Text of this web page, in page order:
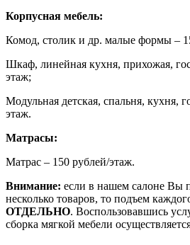
Корпусная мебель:
Комод, столик и др. малые формы –
Шкаф, линейная кухня, прихожая,
этаж;
Модульная детская, спальня, кухня,
этаж.
Матрасы:
Матрас – 150 рублей/этаж.
Внимание: если в нашем салоне Вы
несколько товаров, то подъем
ОТДЕЛЬНО. Воспользовавшись
сборка мягкой мебели